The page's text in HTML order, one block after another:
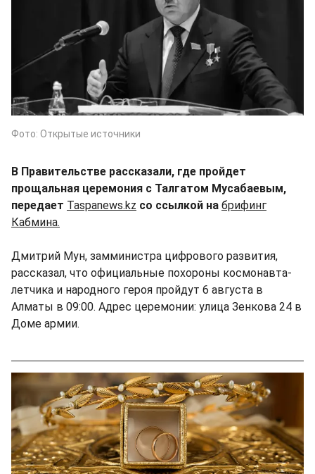
Фото: Открытые источники
В Правительстве рассказали, где пройдет
прощальная церемония с Талгатом Мусабаевым,
передает Taspanews.kz со ссылкой на брифинг
Кабмина.
Дмитрий Мун, замминистра цифрового развития,
рассказал, что официальные похороны космонавта-
летчика и народного героя пройдут 6 августа в
Алматы в 09:00. Адрес церемонии: улица Зенкова 24 в
Доме армии.